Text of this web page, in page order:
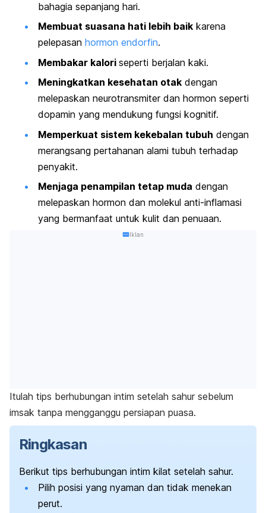
bahagia sepanjang hari.
Membuat suasana hati lebih baik karena
pelepasan hormon endorfin.
Membakar kalori seperti berjalan kaki.
Meningkatkan kesehatan otak dengan
melepaskan neurotransmiter dan hormon seperti
dopamin yang mendukung fungsi kognitif.
Memperkuat sistem kekebalan tubuh dengan
merangsang pertahanan alami tubuh terhadap
penyakit.
Menjaga penampilan tetap muda dengan
melepaskan hormon dan molekul anti-inflamasi
yang bermanfaat untuk kulit dan penuaan.
Iklan
Itulah tips berhubungan intim setelah sahur sebelum
imsak tanpa mengganggu persiapan puasa.
Ringkasan
Berikut tips berhubungan intim kilat setelah sahur.
Pilih posisi yang nyaman dan tidak menekan
perut.